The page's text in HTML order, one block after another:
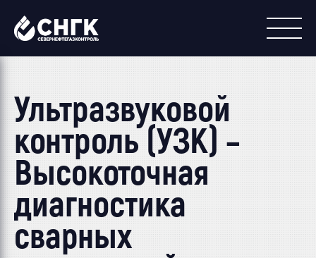
Ультразвуковой
контроль (УЗК) –
Высокоточная
диагностика
сварных